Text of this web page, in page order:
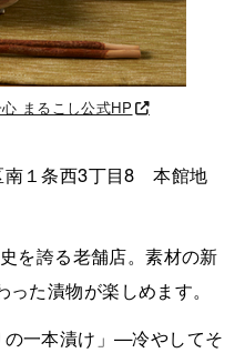
まるこし公式HP
南１条西3丁目8 本館地
を誇る老舗店。素材の新
た漬物が楽しめます。
の一本漬け」—冷やしてそ